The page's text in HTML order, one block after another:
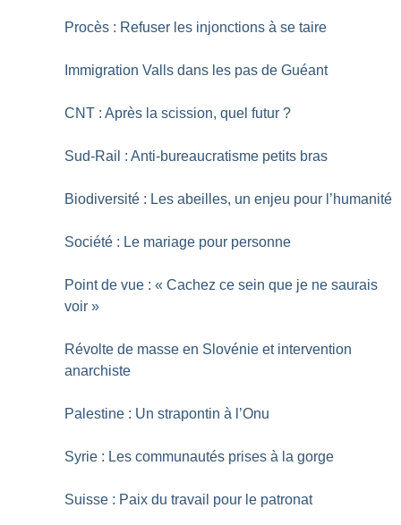
Procès : Refuser les injonctions à se taire
Immigration Valls dans les pas de Guéant
CNT : Après la scission, quel futur ?
Sud-Rail : Anti-bureaucratisme petits bras
Biodiversité : Les abeilles, un enjeu pour l’humanité
Société : Le mariage pour personne
Point de vue : « Cachez ce sein que je ne saurais
voir »
Révolte de masse en Slovénie et intervention
anarchiste
Palestine : Un strapontin à l’Onu
Syrie : Les communautés prises à la gorge
Suisse : Paix du travail pour le patronat